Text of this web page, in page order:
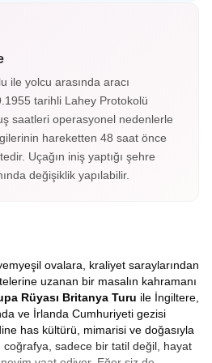
yapıyor. Eşsiz İngiliz
gereken şehirlerden.
ile yolcu arasında aracı
tarihli Lahey Protokolü
saatleri operasyonel nedenlerle
hareketten 48 saat önce
Uçağın iniş yaptığı şehre
değişiklik yapılabilir.
ovalara, kraliyet saraylarından
uzanan bir masalın kahramanı
Rüyası Britanya Turu ile İngiltere,
ve İrlanda Cumhuriyeti gezisi
has kültürü, mimarisi ve doğasıyla
sadece bir tatil değil, hayat